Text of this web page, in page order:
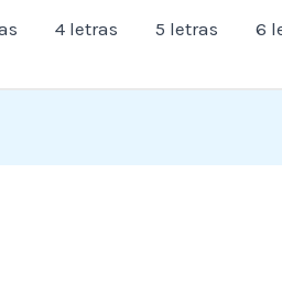
4 letras 5 letras 6